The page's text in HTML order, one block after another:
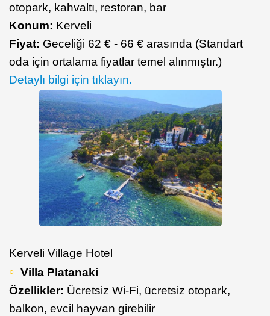
otopark, kahvaltı, restoran, bar
Konum: Kerveli
Fiyat: Geceliği 62 € - 66 € arasında (Standart
oda için ortalama fiyatlar temel alınmıştır.)
Detaylı bilgi için tıklayın.
Kerveli Village Hotel
Villa Platanaki
Özellikler: Ücretsiz Wi-Fi, ücretsiz otopark,
balkon, evcil hayvan girebilir